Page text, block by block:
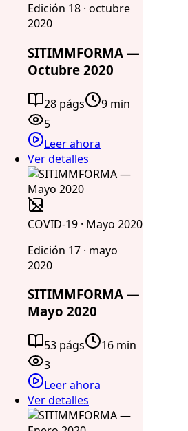
Edición 18 · octubre
2020
SITIMMFORMA —
Octubre 2020
28 págs
9 min
5
Leer ahora
Ver detalles
COVID-19 · Mayo 2020
Edición 17 · mayo
2020
SITIMMFORMA —
Mayo 2020
53 págs
16 min
3
Leer ahora
Ver detalles